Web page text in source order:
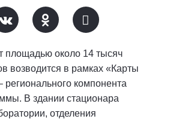
площадью около 14 тысяч
возводится в рамках «Карты
компонента
В здании стационара
отделения